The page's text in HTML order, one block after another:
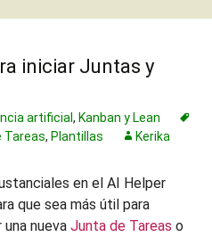
iniciar Juntas y
artificial , Kanban y Lean
Tareas, Plantillas Kerika
en el AI Helper
que sea más útil para
nueva Junta de Tareas o